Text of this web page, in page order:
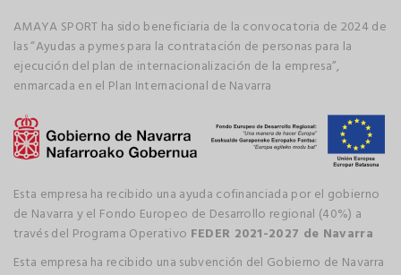
AMAYA SPORT ha sido beneficiaria de la convocatoria de 2024 de
las “Ayudas a pymes para la contratación de personas para la
ejecución del plan de internacionalización de la empresa”,
enmarcada en el Plan Internacional de Navarra
Esta empresa ha recibido una ayuda cofinanciada por el gobierno
de Navarra y el Fondo Europeo de Desarrollo regional (40%) a
través del Programa Operativo FEDER 2021-2027 de Navarra
Esta empresa ha recibido una subvención del Gobierno de Navarra